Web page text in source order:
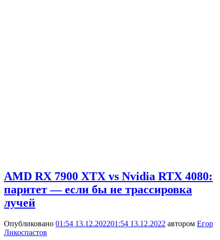
AMD RX 7900 XTX vs Nvidia RTX 4080:
паритет — если бы не трассировка
лучей
Опубликовано 01:54 13.12.202201:54 13.12.2022 автором Егор
Ликоспастов